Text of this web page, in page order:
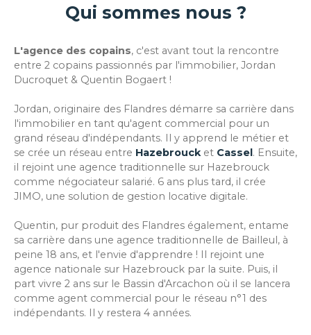
Qui sommes nous ?
L'agence des copains, c'est avant tout la rencontre
entre 2 copains passionnés par l'immobilier, Jordan
Ducroquet & Quentin Bogaert !
Jordan, originaire des Flandres démarre sa carrière dans
l'immobilier en tant qu'agent commercial pour un
grand réseau d'indépendants. Il y apprend le métier et
se crée un réseau entre Hazebroucket Cassel. Ensuite,
il rejoint une agence traditionnelle sur Hazebrouck
comme négociateur salarié. 6 ans plus tard, il crée
JIMO, une solution de gestion locative digitale.
Quentin, pur produit des Flandres également, entame
sa carrière dans une agence traditionnelle de Bailleul, à
peine 18 ans, et l'envie d'apprendre ! Il rejoint une
agence nationale sur Hazebrouck par la suite. Puis, il
part vivre 2 ans sur le Bassin d'Arcachon où il se lancera
comme agent commercial pour le réseau n°1 des
indépendants. Il y restera 4 années.